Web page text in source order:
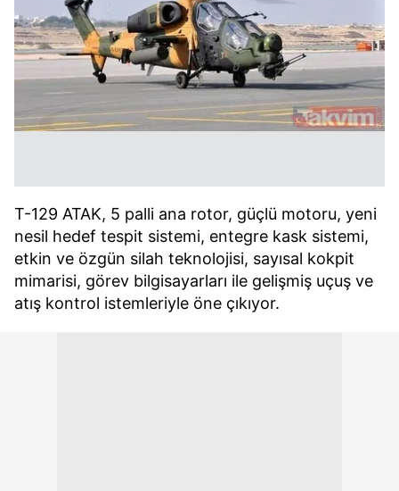
T-129 ATAK, 5 palli ana rotor, güçlü motoru, yeni
nesil hedef tespit sistemi, entegre kask sistemi,
etkin ve özgün silah teknolojisi, sayısal kokpit
mimarisi, görev bilgisayarları ile gelişmiş uçuş ve
atış kontrol istemleriyle öne çıkıyor.